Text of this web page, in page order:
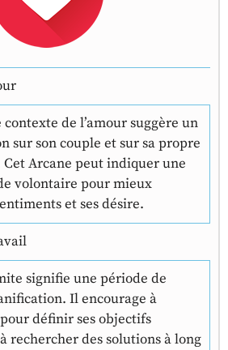
de l’amour suggère un
sur son couple et sur sa propre
Cet Arcane peut indiquer une
volontaire pour mieux
et ses désire.
signifie une période de
Il encourage à
définir ses objectifs
rechercher des solutions à long